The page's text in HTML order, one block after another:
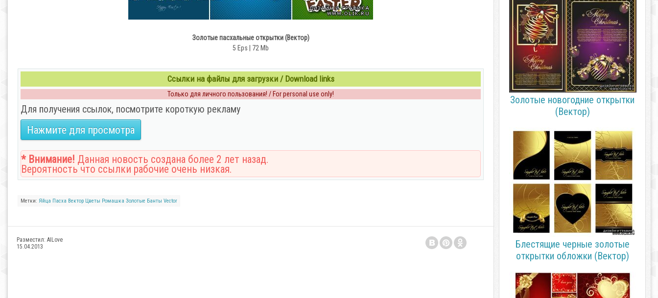
Золотые пасхальные открытки (Вектор)
5 Eps | 72 Mb
Ссылки на файлы для загрузки / Download links
Только для личного пользования! / For personal use only!
Для получения ссылок, посмотрите короткую рекламу
Нажмите для просмотра
* Внимание! Данная новость создана более 2 лет назад.
Вероятность что ссылки рабочие очень низкая.
Метки: Яйца Пасха Вектор Цветы Ромашка Золотые Банты Vector
Разместил: AILove
15.04.2013
Золотые новогодние открытки
(Вектор)
Блестящие черные золотые
открытки обложки (Вектор)